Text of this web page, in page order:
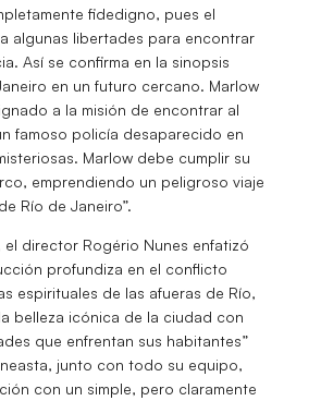
fidedigno, pues el
algunas libertades para encontrar
Así se confirma en la sinopsis
en un futuro cercano. Marlow
a la misión de encontrar al
famoso policía desaparecido en
Marlow debe cumplir su
emprendiendo un peligroso viaje
Río de Janeiro”.
el director Rogério Nunes enfatizó
profundiza en el conflicto
espirituales de las afueras de Río,
belleza icónica de la ciudad con
que enfrentan sus habitantes”
junto con todo su equipo,
con un simple, pero claramente